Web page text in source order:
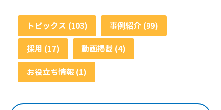
トピックス (103)
事例紹介 (99)
採用 (17)
動画掲載 (4)
お役立ち情報 (1)